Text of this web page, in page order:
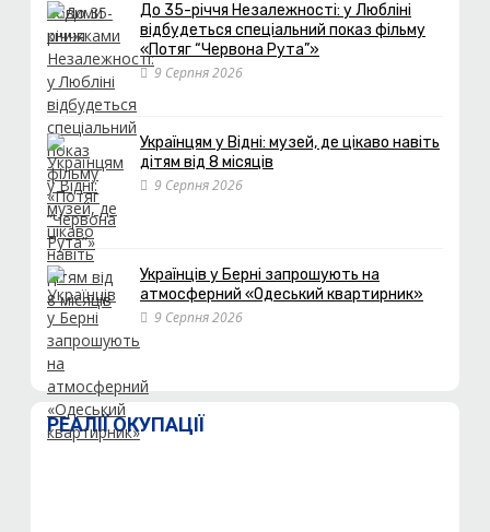
До 35-річчя Незалежності: у Любліні
відбудеться спеціальний показ фільму
«Потяг “Червона Рута”»
9 Серпня 2026
Українцям у Відні: музей, де цікаво навіть
дітям від 8 місяців
9 Серпня 2026
Українців у Берні запрошують на
атмосферний «Одеський квартирник»
9 Серпня 2026
РЕАЛІЇ ОКУПАЦІЇ